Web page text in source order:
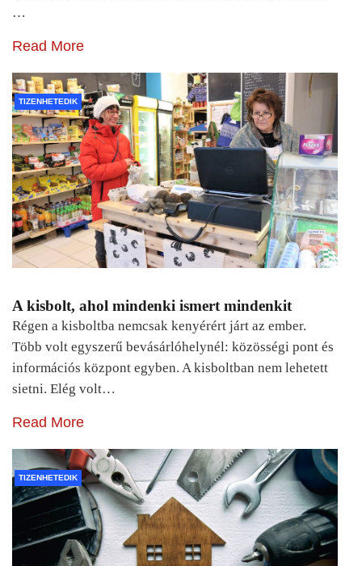
…
Read More
TIZENHETEDIK
A kisbolt, ahol mindenki ismert mindenkit
Régen a kisboltba nemcsak kenyérért járt az ember.
Több volt egyszerű bevásárlóhelynél: közösségi pont és
információs központ egyben. A kisboltban nem lehetett
sietni. Elég volt…
Read More
TIZENHETEDIK